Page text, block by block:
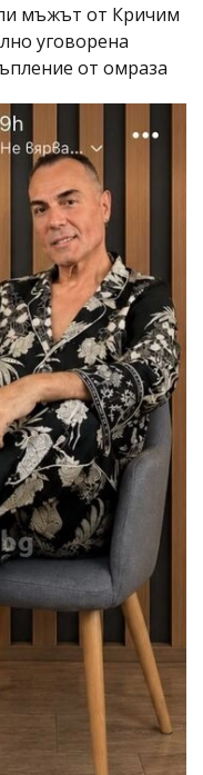
мъжът от Кричим
уговорена
от омраза